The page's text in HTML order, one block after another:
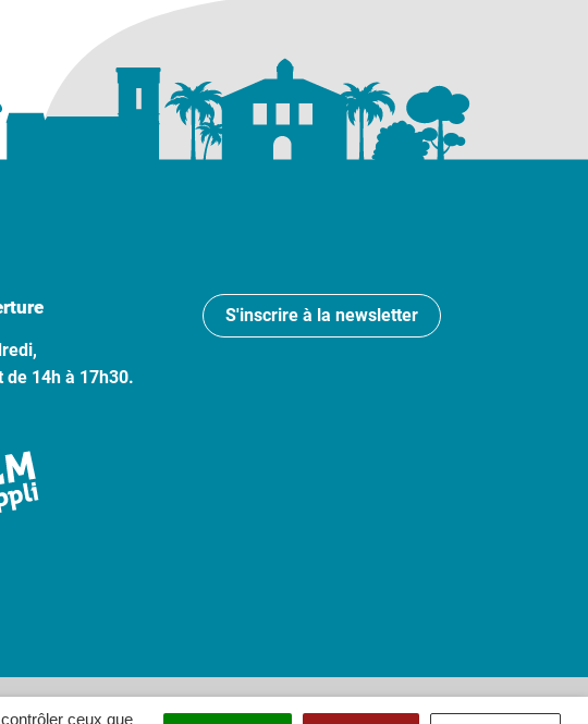
ceux que
de 14h à 17h30.
S'inscrire à la newsletter